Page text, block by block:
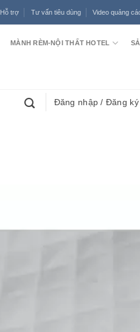
Hỗ trợ Tư vấn tiêu dùng Video quảng
MÀNH RÈM-NỘI THẤT HOTEL
Đăng nhập / Đăng ký